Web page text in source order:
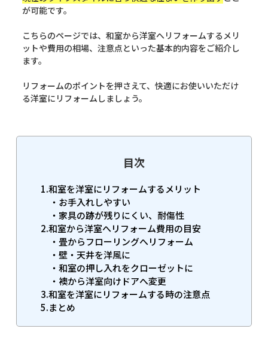
が可能です。
こちらのページでは、和室から洋室へリフォームするメリ
ットや費用の相場、注意点といった基本的内容をご紹介し
ます。
リフォームのポイントを押さえて、快適にお使いいただけ
る洋室にリフォームしましょう。
目次
1.和室を洋室にリフォームするメリット
・お手入れしやすい
・家具の跡が残りにくい、耐傷性
2.和室から洋室へリフォーム費用の目安
・畳からフローリングへリフォーム
・壁・天井を洋風に
・和室の押し入れをクローゼットに
・襖から洋室向けドアへ変更
3.和室を洋室にリフォームする時の注意点
5.まとめ